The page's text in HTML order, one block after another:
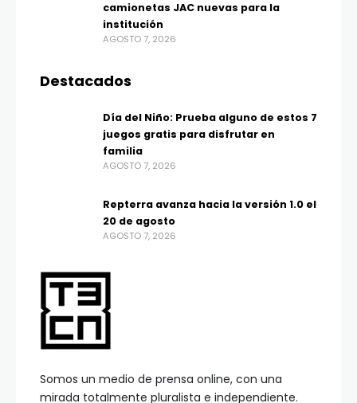
Somos un medio de prensa online, con una
mirada totalmente pluralista e independiente.
camionetas JAC nuevas para la
institución
AGOSTO 7, 2026
Destacados
Día del Niño: Prueba alguno de estos 7
juegos gratis para disfrutar en
familia
AGOSTO 7, 2026
Repterra avanza hacia la versión 1.0 el
20 de agosto
AGOSTO 7, 2026